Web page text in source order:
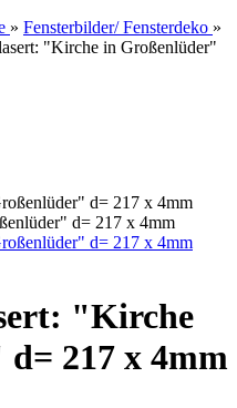
» Fensterbilder/ Fensterdeko »
"Kirche in Großenlüder"
d= 217 x 4mm
"Kirche
217 x 4mm